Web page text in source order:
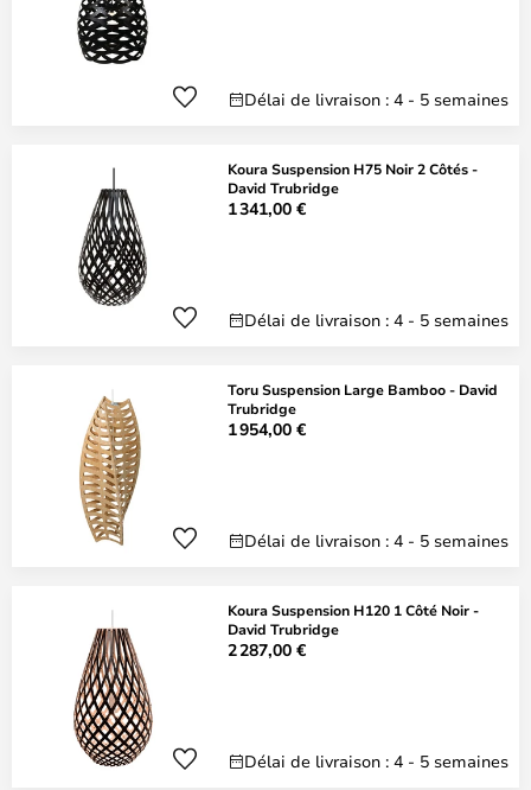
Délai de livraison : 4 - 5 semaines
Koura Suspension H75 Noir 2 Côtés -
David Trubridge
1 341,00 €
Délai de livraison : 4 - 5 semaines
Toru Suspension Large Bamboo - David
Trubridge
1 954,00 €
Délai de livraison : 4 - 5 semaines
Koura Suspension H120 1 Côté Noir -
David Trubridge
2 287,00 €
Délai de livraison : 4 - 5 semaines